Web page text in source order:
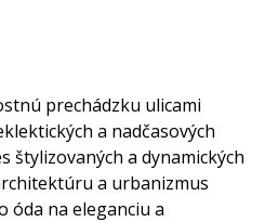
prechádzku ulicami
a nadčasových
štylizovaných a dynamických
a urbanizmus
óda na eleganciu a